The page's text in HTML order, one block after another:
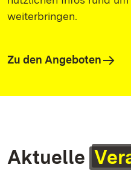
weiterbringen.
Zu den Angeboten
Aktuelle